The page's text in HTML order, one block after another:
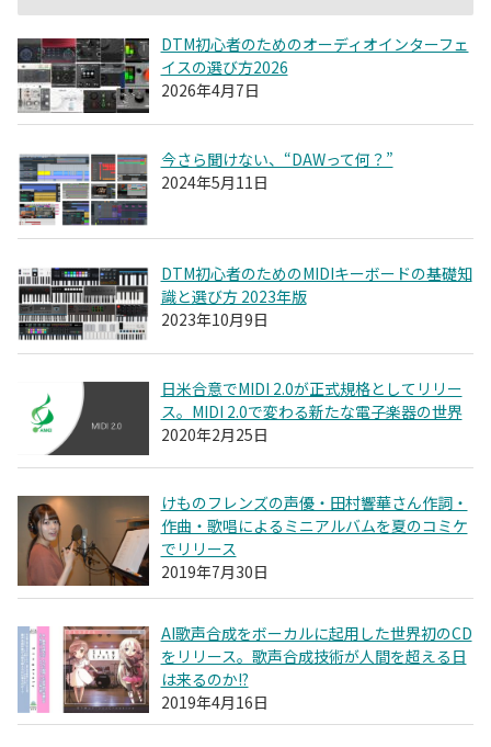
DTM初心者のためのオーディオインターフェ
イスの選び方2026
2026年4月7日
今さら聞けない、“DAWって何？”
2024年5月11日
DTM初心者のためのMIDIキーボードの基礎知
識と選び方 2023年版
2023年10月9日
日米合意でMIDI 2.0が正式規格としてリリー
ス。MIDI 2.0で変わる新たな電子楽器の世界
2020年2月25日
けものフレンズの声優・田村響華さん作詞・
作曲・歌唱によるミニアルバムを夏のコミケ
でリリース
2019年7月30日
AI歌声合成をボーカルに起用した世界初のCD
をリリース。歌声合成技術が人間を超える日
は来るのか!?
2019年4月16日